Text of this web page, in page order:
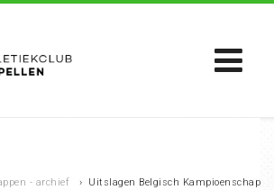
- archief › Uitslagen Belgisch Kampioenschap